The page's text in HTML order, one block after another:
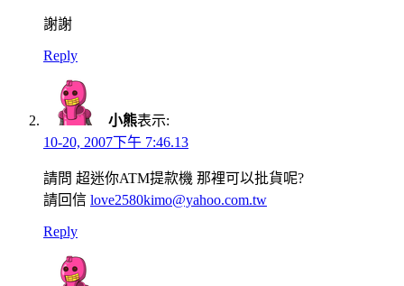
謝謝
Reply
小熊表示:
10-20, 2007下午 7:46.13
請問 超迷你ATM提款機 那裡可以批貨呢?
請回信 love2580kimo@yahoo.com.tw
Reply